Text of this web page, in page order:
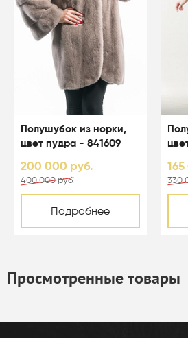
Полушубок из норки,
цвет пудра - 841609
200 000 руб.
400 000 руб.
Подробнее
330
Просмотренные товары